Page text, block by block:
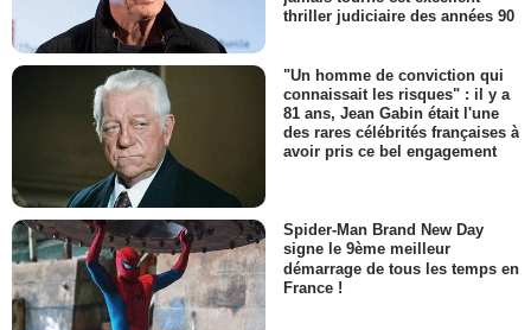
thriller judiciaire des années 90
"Un homme de conviction qui
connaissait les risques" : il y a
81 ans, Jean Gabin était l'une
des rares célébrités françaises à
avoir pris ce bel engagement
Spider-Man Brand New Day
signe le 9ème meilleur
démarrage de tous les temps en
France !